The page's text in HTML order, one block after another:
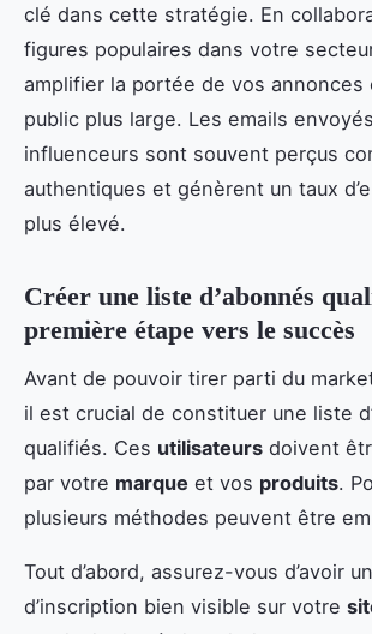
clé dans cette stratégie. En
figures populaires dans votre
amplifier la portée de vos annonces
public plus large. Les emails
influenceurs sont souvent perçus
authentiques et génèrent un taux
plus élevé.
Créer une liste d’abonnés
première étape vers le succès
Avant de pouvoir tirer parti du
il est crucial de constituer une liste
qualifiés. Ces utilisateurs doivent
par votre marque et vos produits.
plusieurs méthodes peuvent être
Tout d’abord, assurez-vous d’avoir
d’inscription bien visible sur votre